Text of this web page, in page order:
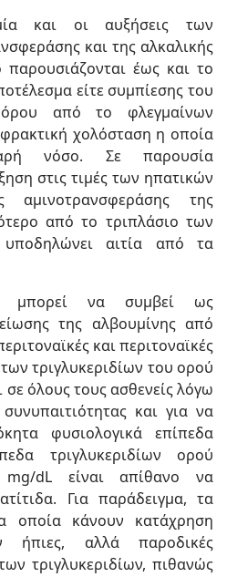
και οι αυξήσεις των
και της αλκαλικής
έως και το
είτε συμπίεσης του
από το φλεγμαίνων
χολόσταση η οποία
νόσο. Σε παρουσία
στις τιμές των ηπατικών
αμινοτρανσφεράσης της
από το τριπλάσιο των
υποδηλώνει αιτία από τα
μπορεί να συμβεί ως
της αλβουμίνης από
και περιτοναϊκές
τριγλυκεριδίων του ορού
όλους τους ασθενείς λόγω
και για να
φυσιολογικά επίπεδα
τριγλυκεριδίων ορού
dL είναι απίθανο να
Για παράδειγμα, τα
οποία κάνουν κατάχρηση
ήπιες, αλλά παροδικές
τριγλυκεριδίων, πιθανώς